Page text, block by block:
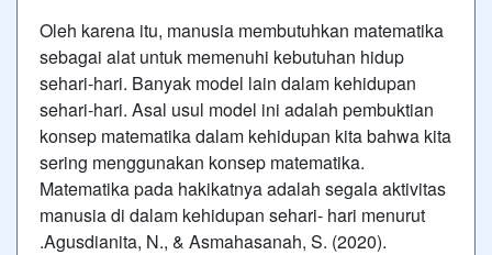
Oleh karena itu, manusia membutuhkan matematika
sebagai alat untuk memenuhi kebutuhan hidup
sehari-hari. Banyak model lain dalam kehidupan
sehari-hari. Asal usul model ini adalah pembuktian
konsep matematika dalam kehidupan kita bahwa kita
sering menggunakan konsep matematika.
Matematika pada hakikatnya adalah segala aktivitas
manusia di dalam kehidupan sehari- hari menurut
.Agusdianita, N., & Asmahasanah, S. (2020).